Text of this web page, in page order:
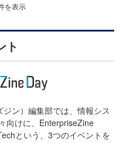
を表示
ト
ン）編集部では、情報シス
向けに、EnterpriseZine
という、3つのイベントを